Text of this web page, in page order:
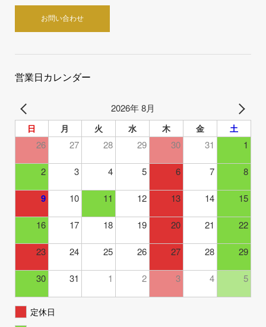
お問い合わせ
営業日カレンダー
2026年 8月
日 月 火 水 木 金 土
26 27 28 29 30 31 1
2 3 4 5 6 7 8
9 10 11 12 13 14 15
16 17 18 19 20 21 22
23 24 25 26 27 28 29
30 31 1 2 3 4 5
定休日